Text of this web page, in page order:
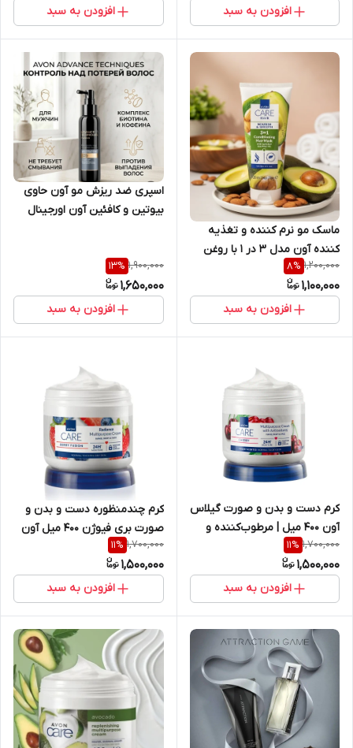
افزودن به سبد افزودن به سبد
ماسک مو نرم کننده و تغذیه
کننده آون مدل 3 در 1 با روغن
اورجینال
1,200,000
8%
1,100,000
افزودن به سبد
اسپری ضد ریزش مو آون حاوی
بیوتین و کافئین آون اورجینال
1,900,000
13%
1,650,000
افزودن به سبد
کرم دست و بدن و صورت گیلاس
آون ۴۰۰ میل | مرطوب‌کننده و
آبرسان قوی اورجینال
1,700,000
11%
1,500,000
افزودن به سبد
کرم چندمنظوره دست و بدن و
صورت بری فیوژن ۴۰۰ میل آون
1,700,000
11%
1,500,000
افزودن به سبد